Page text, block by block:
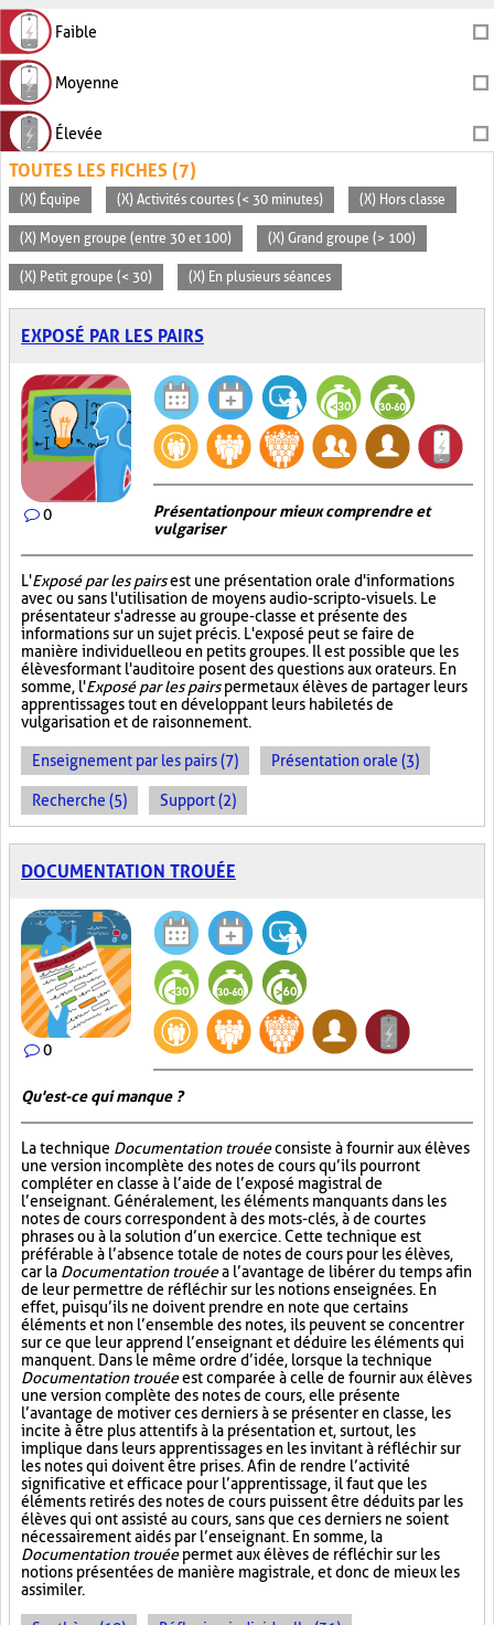
Faible
Moyenne
Élevée
TOUTES LES FICHES (7)
(X) Équipe (X) Activités courtes (< 30 minutes) (X) Hors classe
(X) Moyen groupe (entre 30 et 100) (X) Grand groupe (> 100)
(X) Petit groupe (< 30) (X) En plusieurs séances
EXPOSÉ PAR LES PAIRS
0
Présentation pour mieux comprendre et
vulgariser
L'Exposé par les pairsest une présentation orale d'informations
avec ou sans l'utilisation de moyens audio-scripto-visuels. Le
présentateur s'adresse au groupe-classe et présente des
informations sur un sujet précis. L'exposé peut se faire de
manière individuelle ou en petits groupes. Il est possible que les
élèves formant l'auditoire posent des questions aux orateurs. En
somme, l'Exposé par les pairspermet aux élèves de partager leurs
apprentissages tout en développant leurs habiletés de
vulgarisation et de raisonnement.
Enseignement par les pairs (7) Présentation orale (3)
Recherche (5) Support (2)
DOCUMENTATION TROUÉE
0
Qu'est-ce qui manque ?
La technique Documentation trouéeconsiste à fournir aux élèves
une version incomplète des notes de cours qu’ils pourront
compléter en classe à l’aide de l’exposé magistral de
l’enseignant. Généralement, les éléments manquants dans les
notes de cours correspondent à des mots-clés, à de courtes
phrases ou à la solution d’un exercice. Cette technique est
préférable à l’absence totale de notes de cours pour les élèves,
car la Documentation trouéea l’avantage de libérer du temps afin
de leur permettre de réfléchir sur les notions enseignées. En
effet, puisqu’ils ne doivent prendre en note que certains
éléments et non l’ensemble des notes, ils peuvent se concentrer
sur ce que leur apprend l’enseignant et déduire les éléments qui
manquent. Dans le même ordre d’idée, lorsque la technique
Documentation trouéeest comparée à celle de fournir aux élèves
une version complète des notes de cours, elle présente
l’avantage de motiver ces derniers à se présenter en classe, les
incite à être plus attentifs à la présentation et, surtout, les
implique dans leurs apprentissages en les invitant à réfléchir sur
les notes qui doivent être prises. Afin de rendre l’activité
significative et efficace pour l’apprentissage, il faut que les
éléments retirés des notes de cours puissent être déduits par les
élèves qui ont assisté au cours, sans que ces derniers ne soient
nécessairement aidés par l’enseignant. En somme, la
Documentation trouéepermet aux élèves de réfléchir sur les
notions présentées de manière magistrale, et donc de mieux les
assimiler.